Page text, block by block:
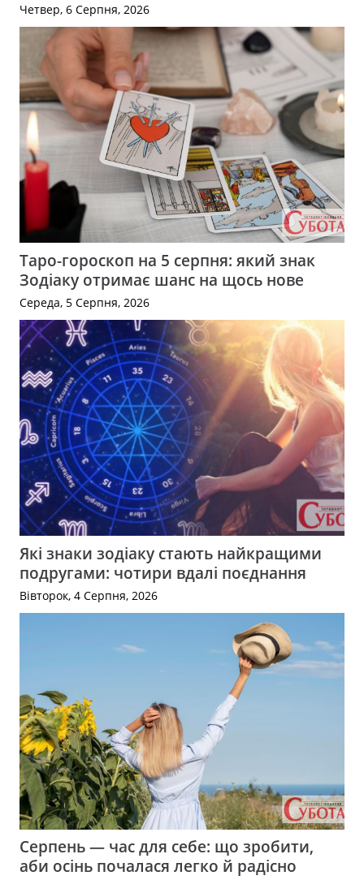
Четвер, 6 Серпня, 2026
Таро-гороскоп на 5 серпня: який знак
Зодіаку отримає шанс на щось нове
Середа, 5 Серпня, 2026
Які знаки зодіаку стають найкращими
подругами: чотири вдалі поєднання
Вівторок, 4 Серпня, 2026
Серпень — час для себе: що зробити,
аби осінь почалася легко й радісно